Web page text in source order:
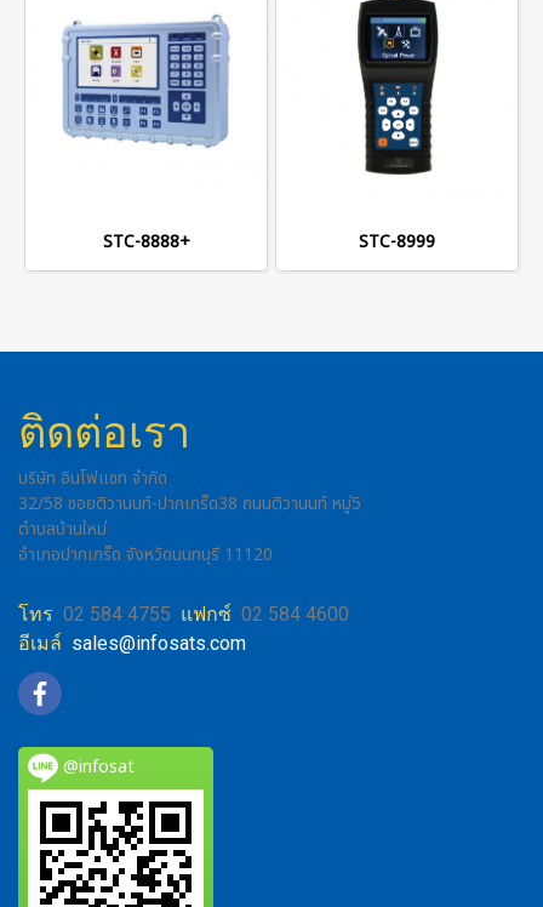
STC-8888+ STC-8999
ติดต่อเรา
บริษัท อินโฟแซท จำกัด
32/58 ซอยติวานนท์-ปากเกร็ด38 ถนนติวานนท์ หมู่5
ตำบลบ้านใหม่
อำเภอปากเกร็ด จังหวัดนนทบุรี 11120
โทร 02 584 4755 แฟกซ์ 02 584 4600
อีเมล์ sales@infosats.com
@infosat